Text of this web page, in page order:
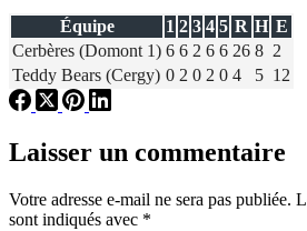
Équipe 1 2 3 4 5 R H E
Cerbères (Domont 1) 6 6 2 6 6 26 8 2
Teddy Bears (Cergy) 0 2 0 2 0 4 5 12
Laisser un commentaire
Votre adresse e-mail ne sera pas publiée.
sont indiqués avec *